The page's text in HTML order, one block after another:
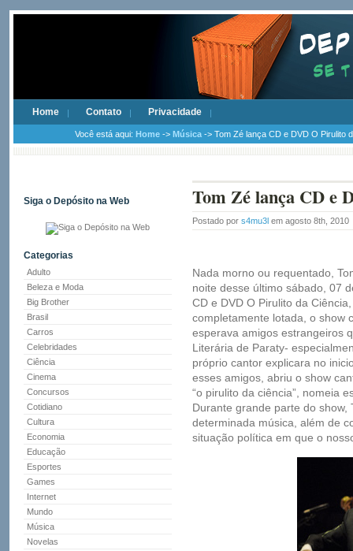
Home Contato Privacidade
Você está aqui: Home -> Música -> Tom Zé lança CD e DVD O Pirulito
Siga o Depósito na Web
Categorias
Adulto
Beleza e Moda
Big Brother
Brasil
Carros
Celebridades
Ciência
Cinema
Concursos
Cotidiano
Cultura
Economia
Educação
Esportes
Games
Internet
Mundo
Música
Novelas
Tom Zé lança CD e
Postado por s4mu3l em agosto 8th, 2010
Nada morno ou requentado,
noite desse último sábado, 07
CD e DVD O Pirulito da
completamente lotada, o show
esperava amigos estrangeiros
Literária de Paraty-
próprio cantor explicara no
esses amigos, abriu o show
“o pirulito da ciência”, nomeia
Durante grande parte do
determinada música, além de
situação política em que o